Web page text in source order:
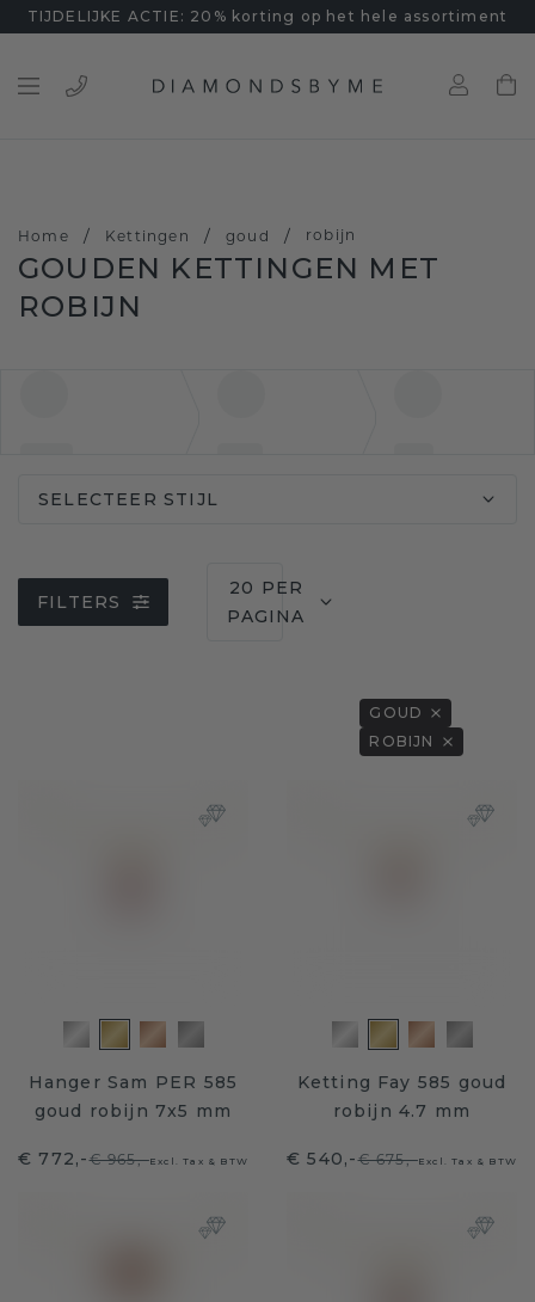
TIJDELIJKE ACTIE: 20% korting op het hele assortiment
Home / Kettingen / goud / robijn
GOUDEN KETTINGEN MET
ROBIJN
SELECTEER STIJL
FILTERS
20 PER
PAGINA
GOUD
ROBIJN
Hanger Sam PER 585
goud robijn 7x5 mm
€ 772,-€ 965,-Excl. Tax & BTW
Ketting Fay 585 goud
robijn 4.7 mm
€ 540,-€ 675,-Excl. Tax & BTW